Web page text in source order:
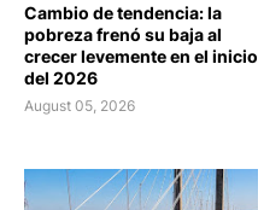
Cambio de tendencia: la
pobreza frenó su baja al
crecer levemente en el inicio
del 2026
August 05, 2026